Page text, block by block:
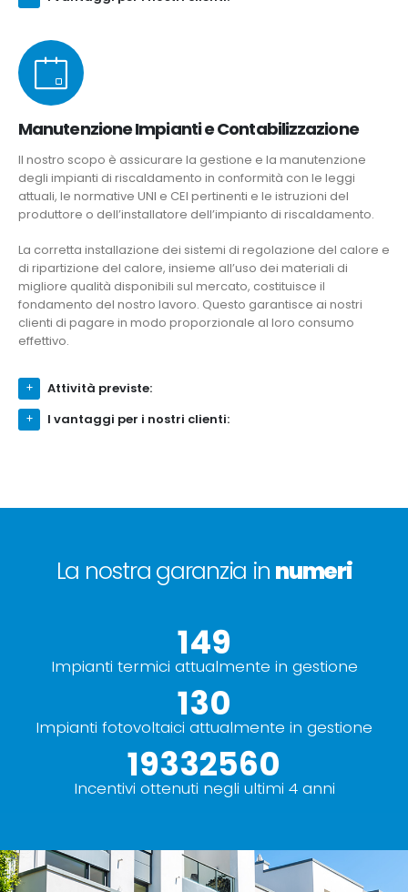
Manutenzione Impianti e Contabilizzazione
Il nostro scopo è assicurare la gestione e la manutenzione
degli impianti di riscaldamento in conformità con le leggi
attuali, le normative UNI e CEI pertinenti e le istruzioni del
produttore o dell’installatore dell’impianto di riscaldamento.
La corretta installazione dei sistemi di regolazione del calore e
di ripartizione del calore, insieme all’uso dei materiali di
migliore qualità disponibili sul mercato, costituisce il
fondamento del nostro lavoro. Questo garantisce ai nostri
clienti di pagare in modo proporzionale al loro consumo
effettivo.
Attività previste:
I vantaggi per i nostri clienti:
La nostra garanzia in numeri
154
Impianti termici attualmente in gestione
135
Impianti fotovoltaici attualmente in gestione
20000000
Incentivi ottenuti negli ultimi 4 anni